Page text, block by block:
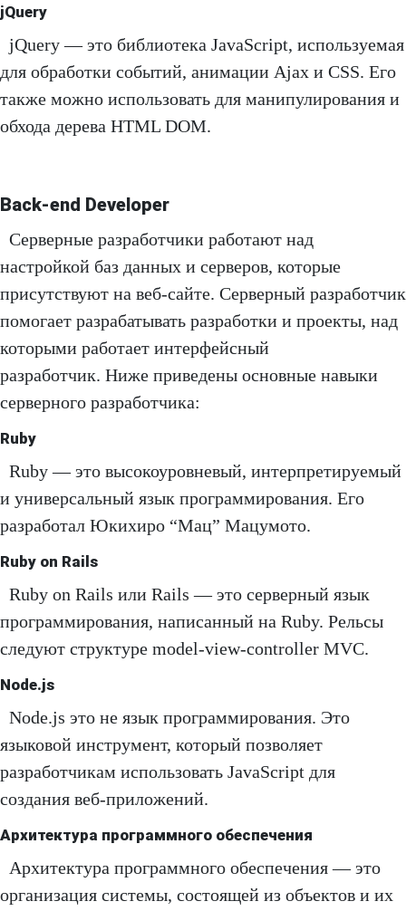
jQuery
jQuery — это библиотека JavaScript, используемая
для обработки событий, анимации Ajax и CSS. Его
также можно использовать для манипулирования и
обхода дерева HTML DOM.
Back-end Developer
Серверные разработчики работают над
настройкой баз данных и серверов, которые
присутствуют на веб-сайте. Серверный разработчик
помогает разрабатывать разработки и проекты, над
которыми работает интерфейсный
разработчик. Ниже приведены основные навыки
серверного разработчика:
Ruby
Ruby — это высокоуровневый, интерпретируемый
и универсальный язык программирования. Его
разработал Юкихиро “Мац” Мацумото.
Ruby on Rails
Ruby on Rails или Rails — это серверный язык
программирования, написанный на Ruby. Рельсы
следуют структуре model-view-controller MVC.
Node.js
Node.js это не язык программирования. Это
языковой инструмент, который позволяет
разработчикам использовать JavaScript для
создания веб-приложений.
Архитектура программного обеспечения
Архитектура программного обеспечения — это
организация системы, состоящей из объектов и их